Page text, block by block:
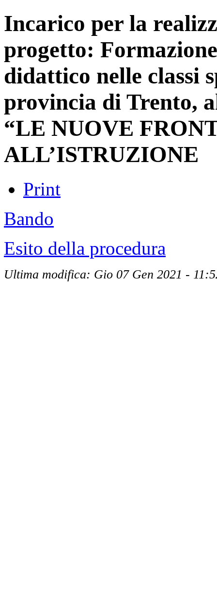
Incarico per la
progetto:
didattico nelle classi
provincia di Trento,
“LE NUOVE
ALL’ISTRUZIONE
Print
Bando
Esito della procedura
Ultima modifica: Gio 07 Gen 2021 -